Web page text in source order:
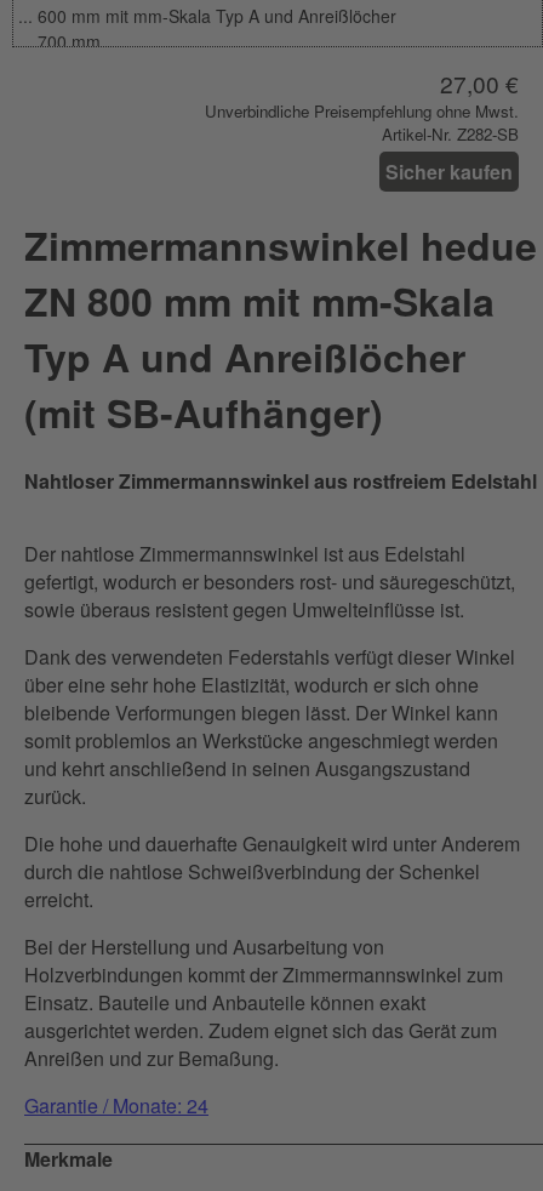
... 600 mm mit mm-Skala Typ A und Anreißlöcher
... 700 mm
... 800 mm mit mm-Skala Typ A und Anreißlöcher
... 800 mm mit mm-Skala Typ A und Anreißlöcher (mit SB-
... 800 mm mit mm-Skala Typ B und Anreißlöcher
... 1000 mm
... 1000 mm mit Anreißlöcher
... 1000 mm mit mm-Skala Typ A und Anreißlöcher
... 1000 mm mit mm-Skala Typ B und Anreißlöcher
27,00 €
Unverbindliche Preisempfehlung ohne Mwst.
Artikel-Nr. Z282-SB
Sicher kaufen
Zimmermannswinkel hedue
ZN 800 mm mit mm-Skala
Typ A und Anreißlöcher
(mit SB-Aufhänger)
Nahtloser Zimmermannswinkel aus rostfreiem Edelstahl
Der nahtlose Zimmermannswinkel ist aus Edelstahl
gefertigt, wodurch er besonders rost- und säuregeschützt,
sowie überaus resistent gegen Umwelteinflüsse ist.
Dank des verwendeten Federstahls verfügt dieser Winkel
über eine sehr hohe Elastizität, wodurch er sich ohne
bleibende Verformungen biegen lässt. Der Winkel kann
somit problemlos an Werkstücke angeschmiegt werden
und kehrt anschließend in seinen Ausgangszustand
zurück.
Die hohe und dauerhafte Genauigkeit wird unter Anderem
durch die nahtlose Schweißverbindung der Schenkel
erreicht.
Bei der Herstellung und Ausarbeitung von
Holzverbindungen kommt der Zimmermannswinkel zum
Einsatz. Bauteile und Anbauteile können exakt
ausgerichtet werden. Zudem eignet sich das Gerät zum
Anreißen und zur Bemaßung.
Garantie / Monate: 24
Merkmale